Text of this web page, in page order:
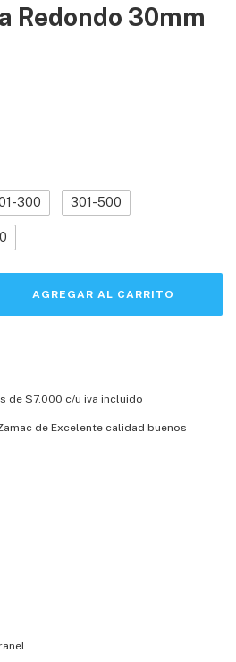
Redondo 30mm
300 301-500
de $7.000 c/u iva incluido
de Excelente calidad buenos